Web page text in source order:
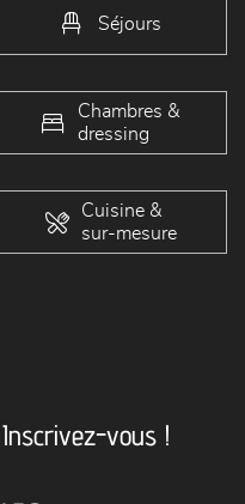
Séjours
Chambres &
dressing
Cuisine &
sur-mesure
Inscrivez-vous !